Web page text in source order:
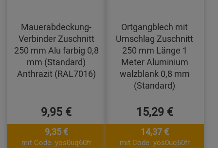
Mauerabdeckung-
Verbinder Zuschnitt
250 mm Alu farbig 0,8
mm (Standard)
Anthrazit (RAL7016)
9,95 €
9,35 €
mit Code: yos0uq60fr
Ortgangblech mit
Umschlag Zuschnitt
250 mm Länge 1
Meter Aluminium
walzblank 0,8 mm
(Standard)
15,29 €
14,37 €
mit Code: yos0uq60fr